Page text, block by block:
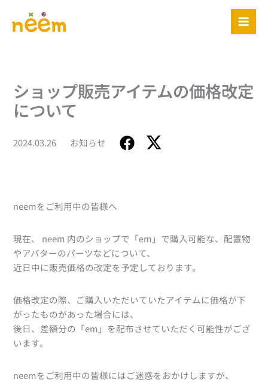
ショップ販売アイテムの価格改定
について
2024.03.26 お知らせ
neemをご利用中の皆様へ
現在、 neem 内のショップで「em」で購入可能な、配置物
やアバターのパーツなどについて、
近日中に販売価格の改定を予定しております。
価格改定の際、ご購入いただいていたアイテムに価格が下
がったものがあった場合には、
後日、差額分の「em」を配布させていただく可能性がござ
います。
neemをご利用中の皆様にはご迷惑をおかけしますが、